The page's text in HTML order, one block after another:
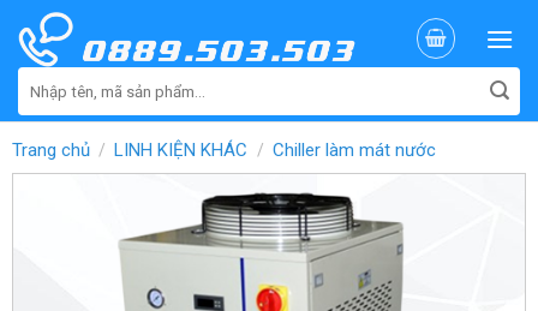
content
kiếm:
Trang chủ / LINH KIỆN KHÁC / Chiller làm mát nước